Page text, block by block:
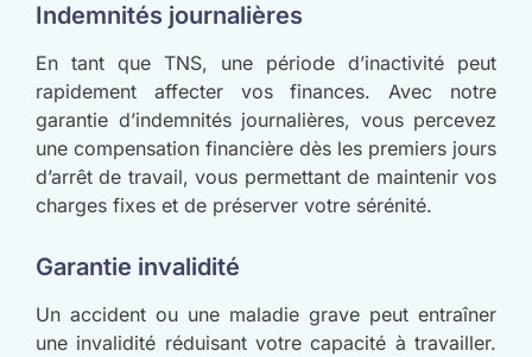
Indemnités journalières
En tant que TNS, une période d’inactivité peut
rapidement affecter vos finances. Avec notre
garantie d’indemnités journalières, vous percevez
une compensation financière dès les premiers jours
d’arrêt de travail, vous permettant de maintenir vos
charges fixes et de préserver votre sérénité.
Garantie invalidité
Un accident ou une maladie grave peut entraîner
une invalidité réduisant votre capacité à travailler.